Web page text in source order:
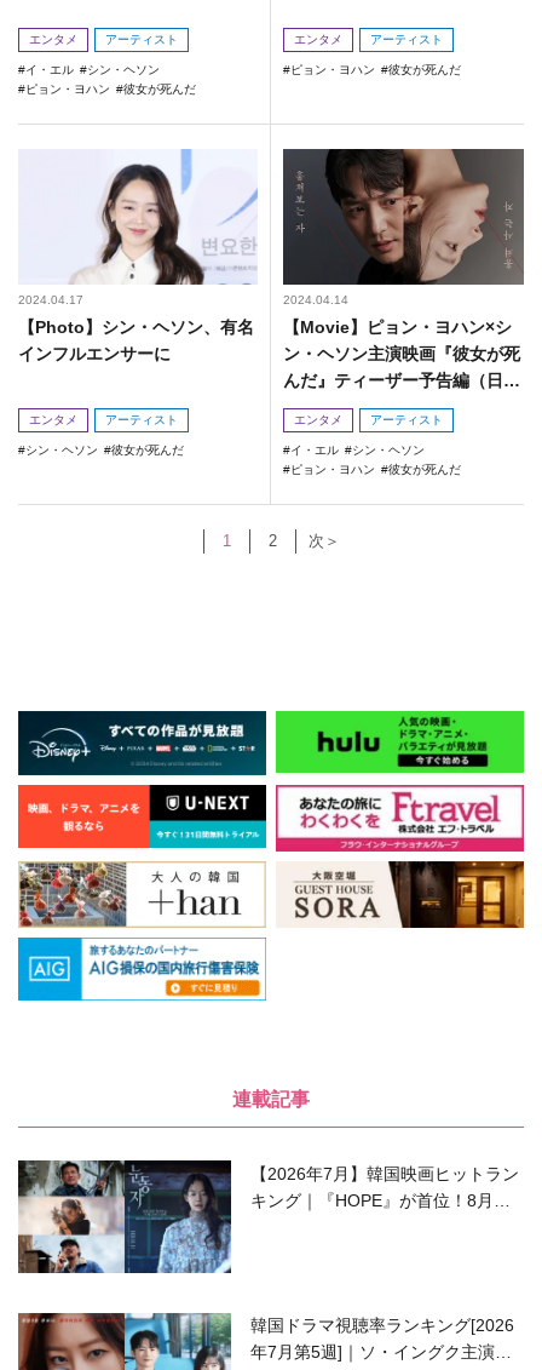
エンタメ アーティスト
イ・エル
シン・ヘソン
ピョン・ヨハン
彼女が死んだ
エンタメ アーティスト
ピョン・ヨハン 彼女が死んだ
2024.04.17
【Photo】シン・ヘソン、有名
インフルエンサーに
エンタメ アーティスト
シン・ヘソン 彼女が死んだ
2024.04.14
【Movie】ピョン・ヨハン×シ
ン・ヘソン主演映画『彼女が死
んだ』ティーザー予告編（日本
語字幕付き）
エンタメ アーティスト
イ・エル
シン・ヘソン
ピョン・ヨハン
彼女が死んだ
1 2 次＞
連載記事
【2026年7月】韓国映画ヒットラン
キング｜『HOPE』が首位！8月公
韓国ドラマ視聴率ランキング[2026
年7月第5週]｜ソ・イングク主演の